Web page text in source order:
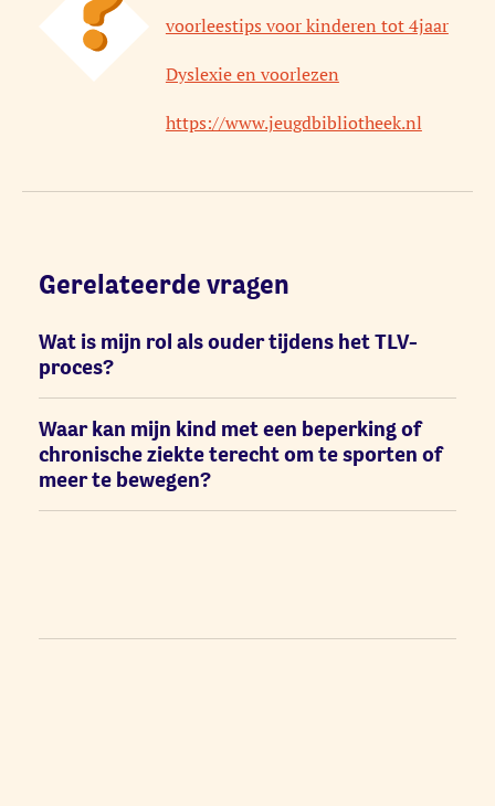
voorleestips voor kinderen tot 4jaar
Dyslexie en voorlezen
https://www.jeugdbibliotheek.nl
Gerelateerde vragen
Wat is mijn rol als ouder tijdens het TLV-
proces?
Waar kan mijn kind met een beperking of
chronische ziekte terecht om te sporten of
meer te bewegen?